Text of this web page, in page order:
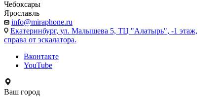
Чебоксары
Ярославль
info@miraphone.ru
Екатеринбург, ул. Малышева 5, ТЦ "Алатырь", -1 этаж,
справа от эскалатора.
Вконтакте
YouTube
Ваш город